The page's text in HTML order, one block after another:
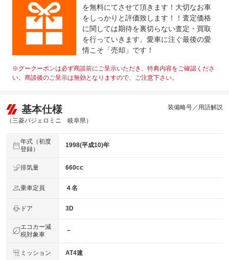
を無料にてさせて頂きます！大切なお車
をしっかりと評価致します！！査定価格
に関しては期待を裏切らない査定・買取
を行っていきます。愛車に注ぐ最後の愛
情こそ「売却」です！
※グークーポンは必ず商談前にご呈示いただき、特典内容をご確認くださ
い。商談後のご呈示は無効となりますので、ご注意下さい。
基本仕様
（三菱パジェロミニ 岐阜県）
装備略号／用語解説
年式（初度
登録）
1998(平成10)年
排気量 660cc
乗車定員 ４名
ドア 3D
エコカー減
税対象車
－
ミッション AT4速